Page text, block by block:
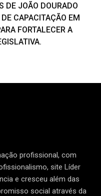
DE JOÃO DOURADO
CAPACITAÇÃO EM
FORTALECER A
profissional, com
site Líder
e cresceu além das
social através da